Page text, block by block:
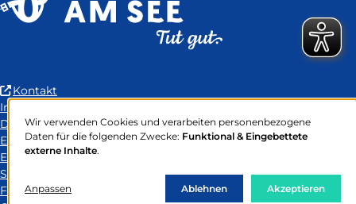
Kontakt
extern
und
öffnet
neuem
Impressum
Datenschutz
Erklärung zur Barrierefreiheit
Easy-to-Read Language
Sitemap
FAQ
Verwendung
von
personenbezogenen
und
Wir verwenden Cookies und verarbeiten personenbezogene
Daten für die folgenden Zwecke: Funktional & Eingebettete
externe Inhalte.
Anpassen Ablehnen Akzeptieren